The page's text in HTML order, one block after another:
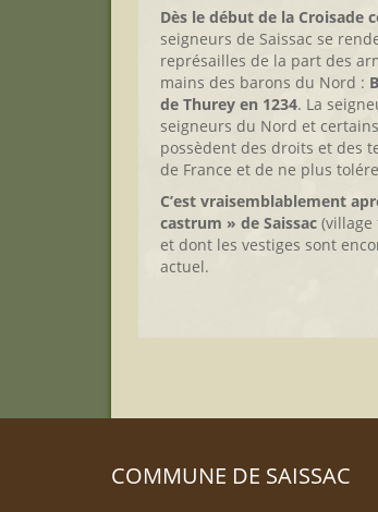
Dès le début de la Croisade
seigneurs de Saissac se
représailles de la part des
mains des barons du Nord :
de Thurey en 1234. La
seigneurs du Nord et
possèdent des droits et des
de France et de ne plus
C’est vraisemblablement
castrum » de Saissac
et dont les vestiges sont
actuel.
COMMUNE DE SAISSAC